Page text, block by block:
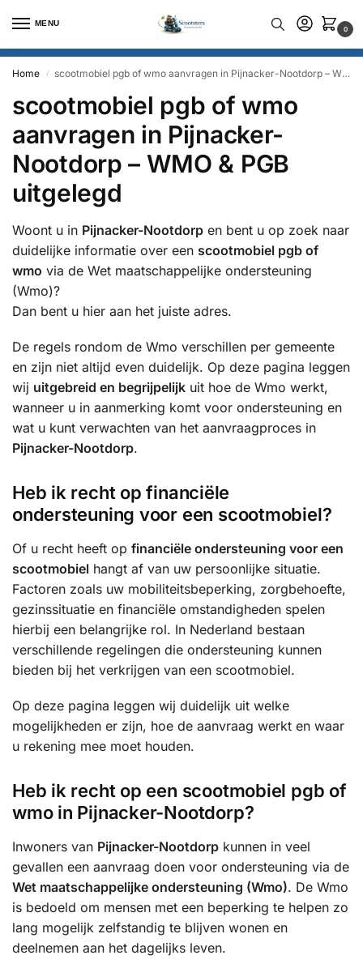
MENU
0
Home / scootmobiel pgb of wmo aanvragen in Pijnacker-Nootdorp – WMO & PGB uitgelegd
scootmobiel pgb of wmo
aanvragen in Pijnacker-
Nootdorp – WMO & PGB
uitgelegd
Woont u in Pijnacker-Nootdorp en bent u op zoek naar
duidelijke informatie over een scootmobiel pgb of
wmo via de Wet maatschappelijke ondersteuning
(Wmo)?
Dan bent u hier aan het juiste adres.
De regels rondom de Wmo verschillen per gemeente
en zijn niet altijd even duidelijk. Op deze pagina leggen
wij uitgebreid en begrijpelijk uit hoe de Wmo werkt,
wanneer u in aanmerking komt voor ondersteuning en
wat u kunt verwachten van het aanvraagproces in
Pijnacker-Nootdorp.
Heb ik recht op financiële
ondersteuning voor een scootmobiel?
Of u recht heeft op financiële ondersteuning voor een
scootmobiel hangt af van uw persoonlijke situatie.
Factoren zoals uw mobiliteitsbeperking, zorgbehoefte,
gezinssituatie en financiële omstandigheden spelen
hierbij een belangrijke rol. In Nederland bestaan
verschillende regelingen die ondersteuning kunnen
bieden bij het verkrijgen van een scootmobiel.
Op deze pagina leggen wij duidelijk uit welke
mogelijkheden er zijn, hoe de aanvraag werkt en waar
u rekening mee moet houden.
Heb ik recht op een scootmobiel pgb of
wmo in Pijnacker-Nootdorp?
Inwoners van Pijnacker-Nootdorp kunnen in veel
gevallen een aanvraag doen voor ondersteuning via de
Wet maatschappelijke ondersteuning (Wmo). De Wmo
is bedoeld om mensen met een beperking te helpen zo
lang mogelijk zelfstandig te blijven wonen en
deelnemen aan het dagelijks leven.